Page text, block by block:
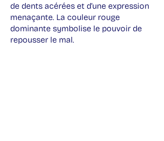
de dents acérées et d’une expression
menaçante. La couleur rouge
dominante symbolise le pouvoir de
repousser le mal.